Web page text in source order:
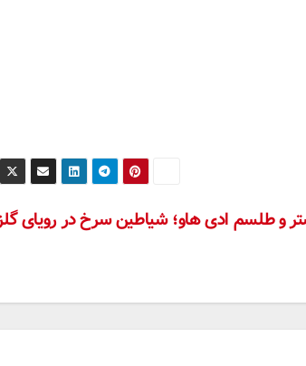
و طلسم ادی هاو؛ شیاطین سرخ در رویای